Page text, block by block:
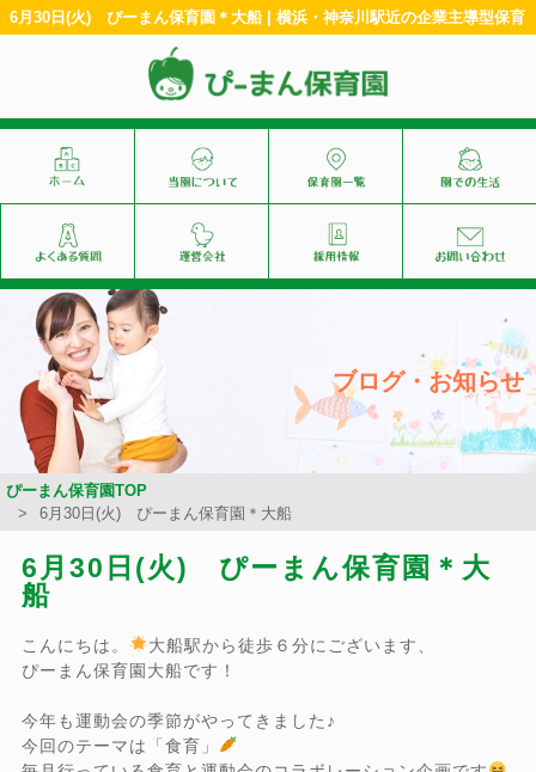
6月30日(火) ぴーまん保育園＊大船 | 横浜・神奈川駅近の企業主導型保育
ブログ・お知らせ
ぴーまん保育園TOP
6月30日(火) ぴーまん保育園＊大船
6月30日(火) ぴーまん保育園＊大
船
こんにちは。
大船駅から徒歩６分にございます、
ぴーまん保育園大船です！
今年も運動会の季節がやってきました♪
今回のテーマは「食育」